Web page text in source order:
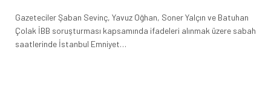
Gazeteciler Şaban Sevinç, Yavuz Oğhan, Soner Yalçın ve Batuhan
Çolak İBB soruşturması kapsamında ifadeleri alınmak üzere sabah
saatlerinde İstanbul Emniyet…